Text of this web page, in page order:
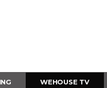
WEHOUSE TV